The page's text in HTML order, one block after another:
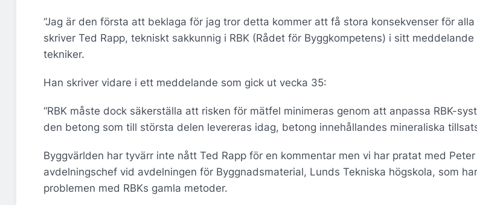
“Jag är den första att beklaga för jag tror detta kommer att få stora konsekvenser för alla
skriver Ted Rapp, tekniskt sakkunnig i RBK (Rådet för Byggkompetens) i sitt meddelande
tekniker.
Han skriver vidare i ett meddelande som gick ut vecka 35:
“RBK måste dock säkerställa att risken för mätfel minimeras genom att anpassa RBK-
den betong som till största delen levereras idag, betong innehållandes mineraliska
Byggvärlden har tyvärr inte nått Ted Rapp för en kommentar men vi har pratat med
avdelningschef vid avdelningen för Byggnadsmaterial, Lunds Tekniska högskola, som
problemen med RBKs gamla metoder.